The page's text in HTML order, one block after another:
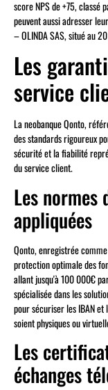
score NPS de +75, classé
peuvent aussi adresser
– OLINDA SAS, situé au
Les
service
La neobanque Qonto,
des standards rigoureux
sécurité et la fiabilité
du service client.
Les normes
appliquées
Qonto, enregistrée
protection optimale des
allant jusqu'à 100 000€
spécialisée dans les
pour sécuriser les IBAN
soient physiques ou
Les
échanges